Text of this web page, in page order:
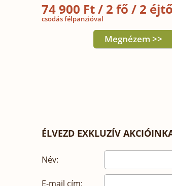
74 900 Ft / 2 fő / 2
csodás félpanzióval
Megnézem >>
ÉLVEZD EXKLUZÍV
Név:
E-mail cím: